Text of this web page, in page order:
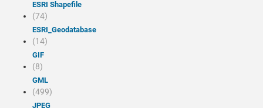
ESRI Shapefile
(74)
ESRI_Geodatabase
(14)
GIF
(8)
GML
(499)
JPEG